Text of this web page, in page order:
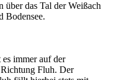
das Tal der Weißach
Bodensee.
immer auf der
Fluh. Der